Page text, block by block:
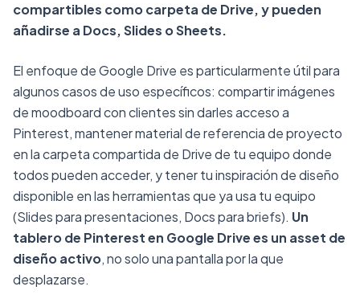
compartibles como carpeta de Drive, y pueden
añadirse a Docs, Slides o Sheets.
El enfoque de Google Drive es particularmente útil para
algunos casos de uso específicos: compartir imágenes
de moodboard con clientes sin darles acceso a
Pinterest, mantener material de referencia de proyecto
en la carpeta compartida de Drive de tu equipo donde
todos pueden acceder, y tener tu inspiración de diseño
disponible en las herramientas que ya usa tu equipo
(Slides para presentaciones, Docs para briefs). Un
tablero de Pinterest en Google Drive es un asset de
diseño activo, no solo una pantalla por la que
desplazarse.